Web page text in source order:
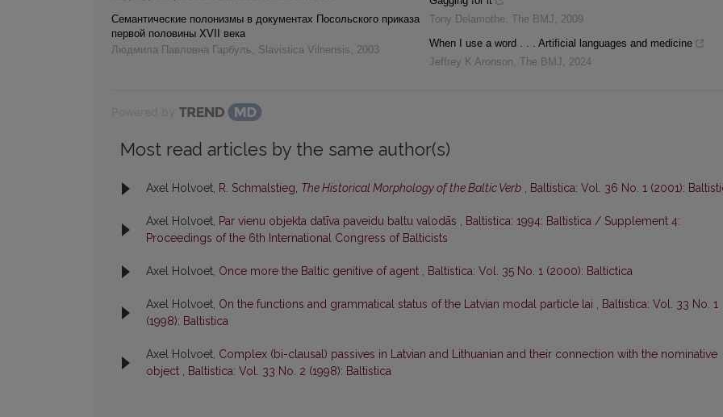
Семантические полонизмы в документах Посольского приказа
первой половины XVII века
Людмила Павловна Гарбуль, Slavistica Vilnensis, 2003
Tony Delamothe, The BMJ , 2009
When I use a word . . . Artificial languages and medicine
Jeffrey K Aronson, The BMJ , 2024
Most read articles by the same author(s)
Axel Holvoet, R. Schmalstieg, The Historical Morphology of the Baltic Verb , Baltistica: Vol. 36 No. 1 (2001):
Axel Holvoet, Par vienu objekta datīva paveidu baltu valodās , Baltistica: 1994: Baltistica / Supplement 4:
Proceedings of the 6th International Congress of Balticists
Axel Holvoet, Once more the Baltic genitive of agent , Baltistica: Vol. 35 No. 1 (2000): Baltictica
Axel Holvoet, On the functions and grammatical status of the Latvian modal particle lai , Baltistica: Vol. 33 No. 1
(1998): Baltistica
Axel Holvoet, Complex (bi-clausal) passives in Latvian and Lithuanian and their connection with the nominative
object , Baltistica: Vol. 33 No. 2 (1998): Baltistica